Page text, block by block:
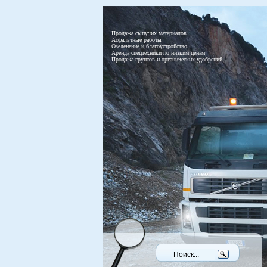
Продажа сыпучих материалов
Асфальтные работы
Озеленение и благоустройство
Аренда спецтехники по низким ценам
Продажа грунтов и органических удобрений